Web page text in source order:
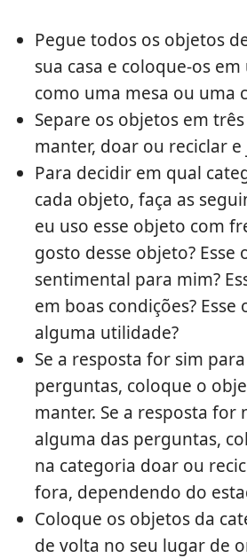
Pegue todos os objetos
sua casa e coloque-os
como uma mesa ou uma
Separe os objetos em
manter, doar ou reciclar
Para decidir em qual
cada objeto, faça as
eu uso esse objeto com
gosto desse objeto?
sentimental para mim?
em boas condições?
alguma utilidade?
Se a resposta for sim
perguntas, coloque o
manter. Se a resposta for
alguma das perguntas,
na categoria doar ou
fora, dependendo do
Coloque os objetos da
de volta no seu lugar de